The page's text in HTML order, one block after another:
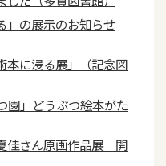
」の展示のお知らせ
本に浸る展」（記念図
園」どうぶつ絵本がた
佳さん原画作品展 開